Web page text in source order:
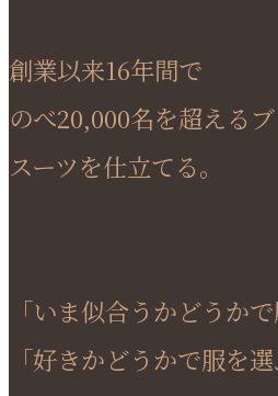
創業以来16年間で
のべ20,000名を超える
スーツを仕立てる。
「いま似合うかどうか
「好きかどうかで服を